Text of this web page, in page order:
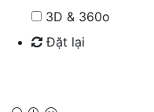
3D & 360o
Đặt lại